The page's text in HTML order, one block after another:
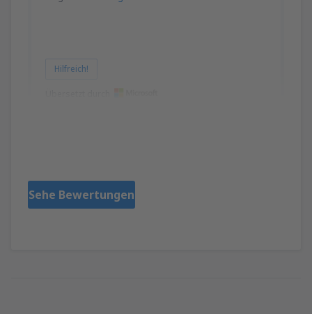
Hilfreich!
Sehe Bewertungen